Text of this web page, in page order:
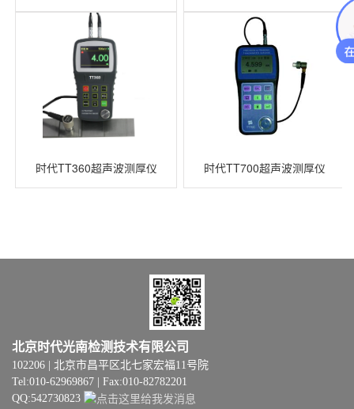
时代TT360超声波测厚仪 时代TT700超声波测厚仪
北京时代光南检测技术有限公司
102206 | 北京市昌平区北七家宏福11号院
Tel:010-62969867 | Fax:010-82782201
QQ:542730823